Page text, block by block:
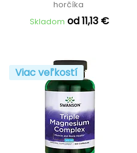
horčíka
Skladom od 11,13 €
Viac veľkostí